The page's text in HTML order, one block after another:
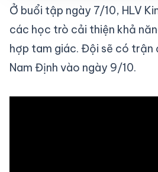
Ở buổi tập ngày 7/10, HLV
các học trò cải thiện khả
hợp tam giác. Đội sẽ có trận
Nam Định vào ngày 9/10.